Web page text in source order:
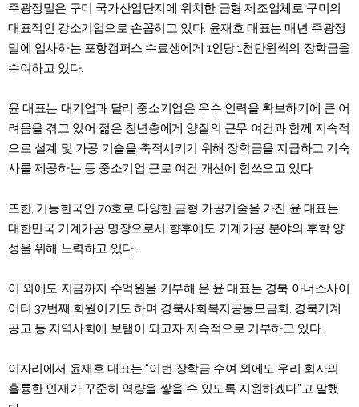
주광정밀은 구미 국가산업단지에 위치한 금형 제조업체로 구미의
대표적인 강소기업으로 손꼽히고 있다. 윤재호 대표는 매년 주광정
밀에 입사하는 포항캠퍼스 수료생에게 1인당 1천만원씩의 장학금을
수여하고 있다.
윤 대표는 대기업과 달리 중소기업은 우수 인력을 확보하기에 큰 어
려움을 겪고 있어 젊은 청년층에게 양질의 근무 여건과 함께 지속적
으로 설계 및 가공 기술을 축적시키기 위해 장학금을 지급하고 기숙
사를 제공하는 등 중소기업 근로 여건 개선에 힘쓰오고 있다.
또한, 기능한국인 70호로 다양한 금형 가공기술을 가진 윤 대표는
대한민국 기계가공 명장으로서 향후에도 기계가공 분야의 후학 양
성을 위해 노력하고 있다.
이 외에도 지금까지 수억원을 기부해 온 윤 대표는 경북 아너소사이
어티 37번째 회원이기도 하며 경북사회복지공동모금회, 경북기계
공고 등 지역사회에 보탬이 되고자 지속적으로 기부하고 있다.
이자리에서 윤재호 대표는 “이번 장학금 수여 외에도 우리 회사의
훌륭한 인재가 꾸준히 역량을 쌓을 수 있도록 지원하겠다”고 말했